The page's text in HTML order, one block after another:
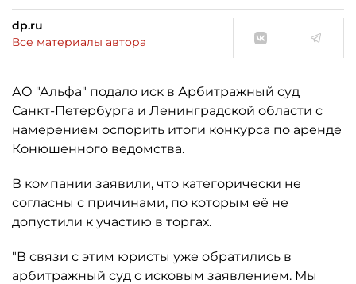
dp.ru
Все материалы автора
АО "Альфа" подало иск в Арбитражный суд
Санкт-Петербурга и Ленинградской области с
намерением оспорить итоги конкурса по аренде
Конюшенного ведомства.
В компании заявили, что категорически не
согласны с причинами, по которым её не
допустили к участию в торгах.
"В связи с этим юристы уже обратились в
арбитражный суд с исковым заявлением. Мы